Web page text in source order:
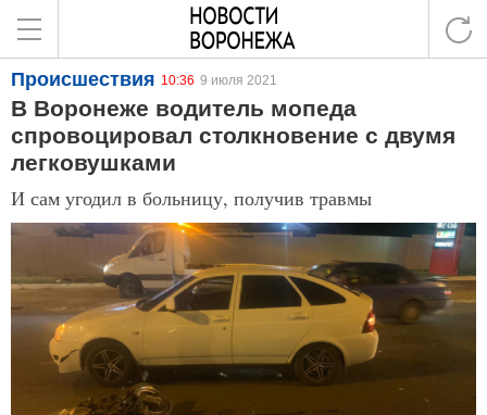
Происшествия 10:36 9 июля 2021
В Воронеже водитель мопеда
спровоцировал столкновение с двумя
легковушками
И сам угодил в больницу, получив травмы